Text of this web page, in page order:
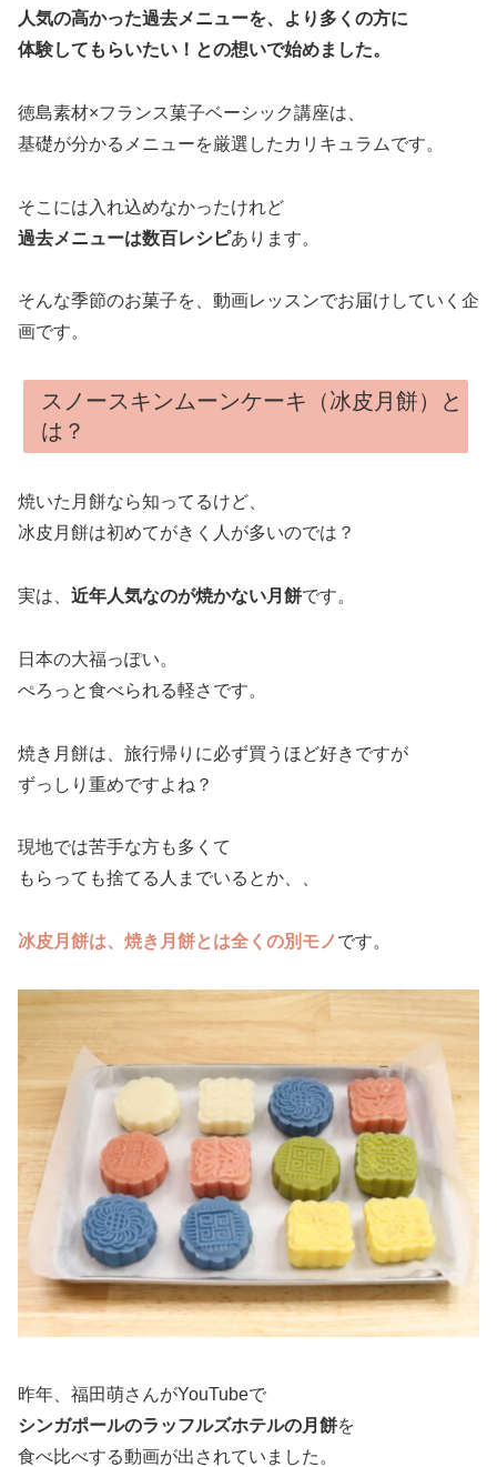
人気の高かった過去メニューを、より多くの方に
体験してもらいたい！との想いで始めました。
徳島素材×フランス菓子ベーシック講座は、
基礎が分かるメニューを厳選したカリキュラムです。
そこには入れ込めなかったけれど
過去メニューは数百レシピあります。
そんな季節のお菓子を、動画レッスンでお届けしていく企
画です。
スノースキンムーンケーキ（冰皮月餅）と
は？
焼いた月餅なら知ってるけど、
冰皮月餅は初めてがきく人が多いのでは？
実は、 近年人気なのが焼かない月餅です。
日本の大福っぽい。
ぺろっと食べられる軽さです。
焼き月餅は、旅行帰りに必ず買うほど好きですが
ずっしり重めですよね？
現地では苦手な方も多くて
もらっても捨てる人までいるとか、、
冰皮月餅は、焼き月餅とは全くの別モノです。
昨年、福田萌さんがYouTubeで
シンガポールのラッフルズホテルの月餅を
食べ比べする動画が出されていました。